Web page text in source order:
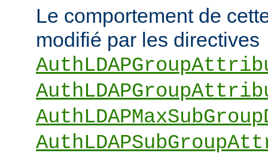
Le comportement de
modifié par les directives